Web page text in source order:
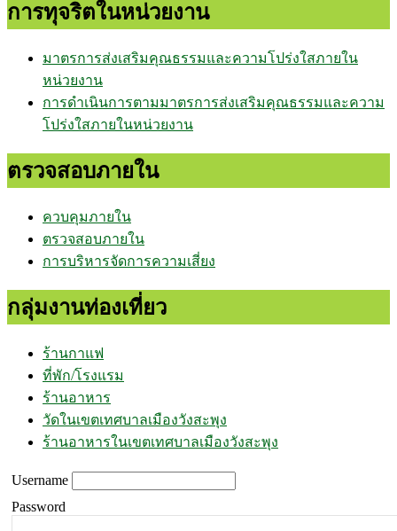
การทุจริตในหน่วยงาน
มาตรการส่งเสริมคุณธรรมและความโปร่งใสภายใน
หน่วยงาน
การดำเนินการตามมาตรการส่งเสริมคุณธรรมและความ
โปร่งใสภายในหน่วยงาน
ตรวจสอบภายใน
ควบคุมภายใน
ตรวจสอบภายใน
การบริหารจัดการความเสี่ยง
กลุ่มงานท่องเที่ยว
ร้านกาแฟ
ที่พัก/โรงแรม
ร้านอาหาร
วัดในเขตเทศบาลเมืองวังสะพุง
ร้านอาหารในเขตเทศบาลเมืองวังสะพุง
Username
Password